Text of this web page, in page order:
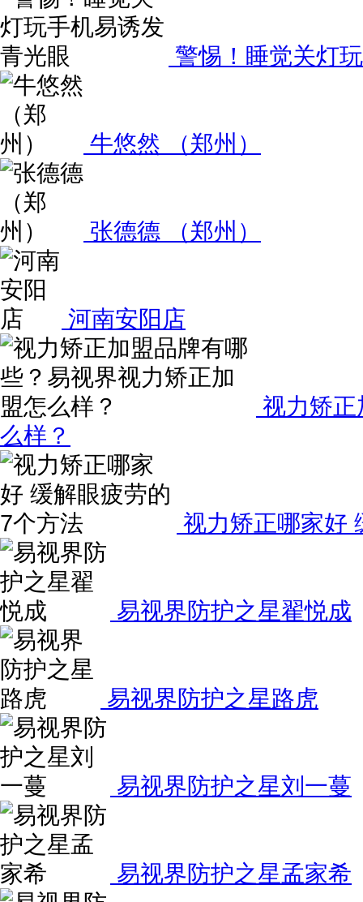
警惕！睡觉关灯
牛悠然 （郑州）
张德德 （郑州）
河南安阳店
视力矫
么样？
视力矫正哪家好
易视界防护之星翟悦成
易视界防护之星路虎
易视界防护之星刘一蔓
易视界防护之星孟家希